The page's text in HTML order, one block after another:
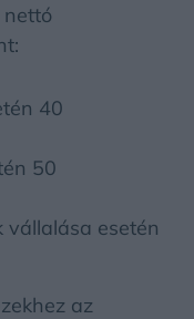
40
50
esetén
az